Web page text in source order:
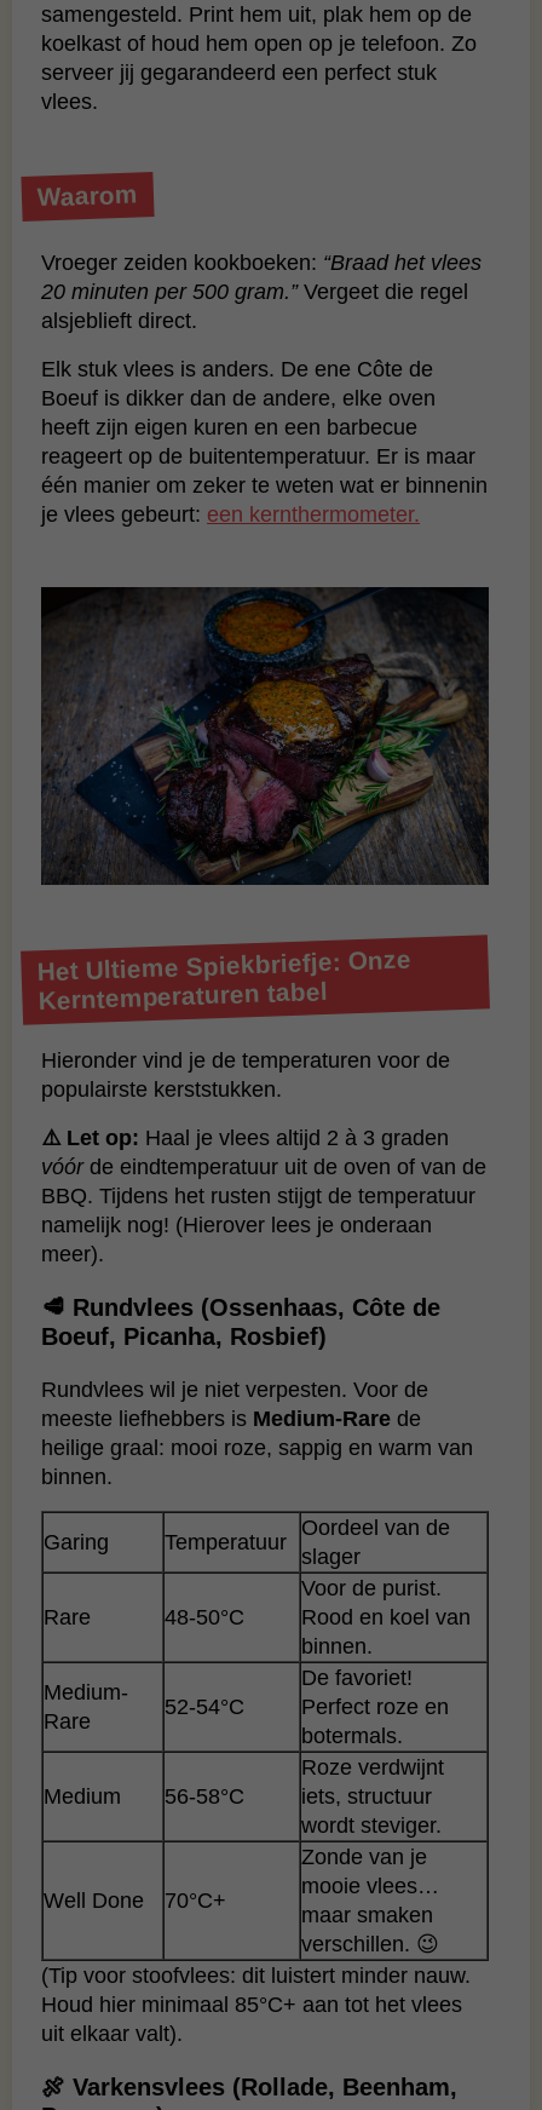
samengesteld. Print hem uit, plak hem op de
koelkast of houd hem open op je telefoon. Zo
serveer jij gegarandeerd een perfect stuk
vlees.
Waarom
Vroeger zeiden kookboeken: “Braad het vlees
20 minuten per 500 gram.”Vergeet die regel
alsjeblieft direct.
Elk stuk vlees is anders. De ene Côte de
Boeuf is dikker dan de andere, elke oven
heeft zijn eigen kuren en een barbecue
reageert op de buitentemperatuur. Er is maar
één manier om zeker te weten wat er binnenin
je vlees gebeurt: een kernthermometer.
Het Ultieme Spiekbriefje: Onze
Kerntemperaturen tabel
Hieronder vind je de temperaturen voor de
populairste kerststukken.
⚠️ Let op: Haal je vlees altijd 2 à 3 graden
vóórde eindtemperatuur uit de oven of van de
BBQ. Tijdens het rusten stijgt de temperatuur
namelijk nog! (Hierover lees je onderaan
meer).
🥩 Rundvlees (Ossenhaas, Côte de
Boeuf, Picanha, Rosbief)
Rundvlees wil je niet verpesten. Voor de
meeste liefhebbers is Medium-Rare de
heilige graal: mooi roze, sappig en warm van
binnen.
Garing Temperatuur
Oordeel van de
slager
Rare 48-50°C
Voor de purist.
Rood en koel van
binnen.
Medium-
Rare
52-54°C
De favoriet!
Perfect roze en
botermals.
Medium 56-58°C
Roze verdwijnt
iets, structuur
wordt steviger.
Well Done 70°C+
Zonde van je
mooie vlees…
maar smaken
verschillen. 😉
(Tip voor stoofvlees: dit luistert minder nauw.
Houd hier minimaal 85°C+ aan tot het vlees
uit elkaar valt).
🍖 Varkensvlees (Rollade, Beenham,